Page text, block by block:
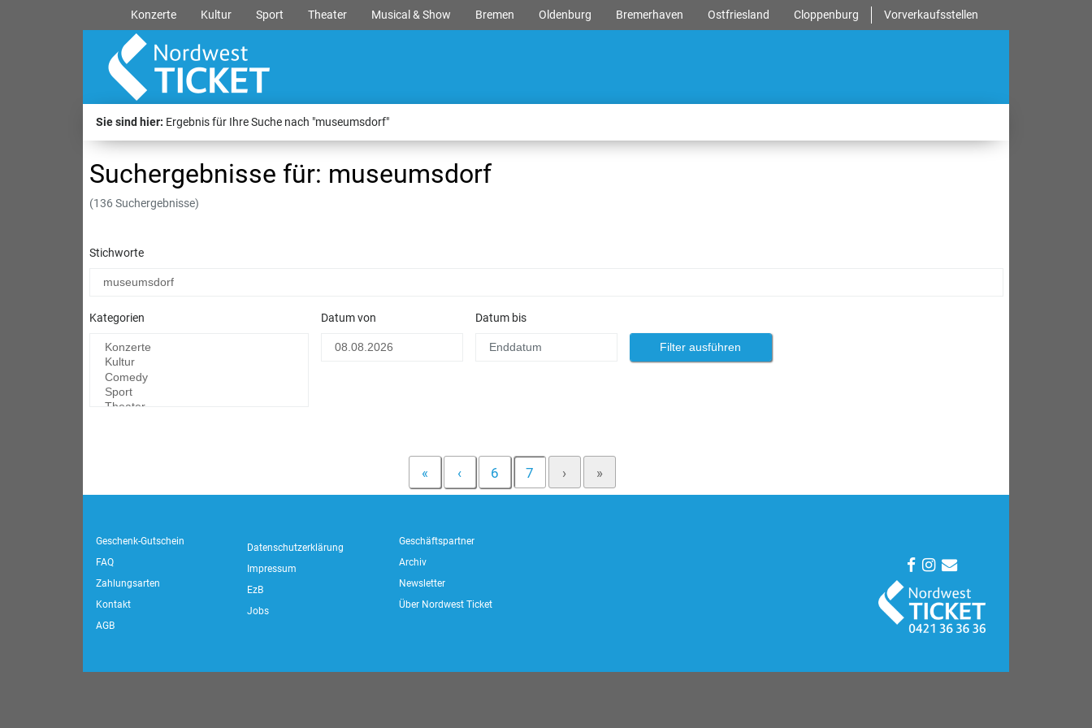
Konzerte Kultur Sport Theater Musical & Show Bremen Oldenburg Bremerhaven Ostfriesland Cloppenburg Vorverkaufsstellen
Sie sind hier: Ergebnis für Ihre Suche nach "museumsdorf"
Suchergebnisse für: museumsdorf
(136 Suchergebnisse)
Stichworte
Kategorien Datum von Datum bis
« ‹ 6 7 › »
Geschenk-Gutschein
FAQ
Zahlungsarten
Kontakt
AGB
Datenschutzerklärung
Impressum
EzB
Jobs
Geschäftspartner
Archiv
Newsletter
Über Nordwest Ticket